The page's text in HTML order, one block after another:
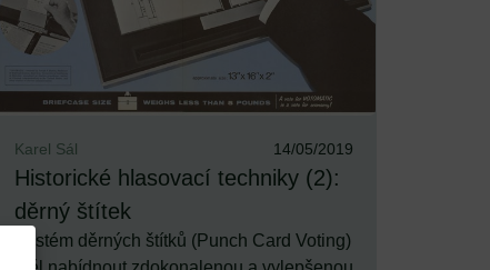
Karel Sál 14/05/2019
Historické hlasovací techniky (2):
děrný štítek
Systém děrných štítků (Punch Card Voting)